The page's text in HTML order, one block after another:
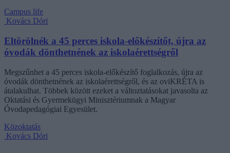
Campus life
Kovács Dóri
Eltörölnék a 45 perces iskola-előkészítőt, újra az
óvodák dönthetnének az iskolaérettségről
Megszűnhet a 45 perces iskola-előkészítő foglalkozás, újra az
óvodák dönthetnének az iskolaérettségről, és az oviKRÉTA is
átalakulhat. Többek között ezeket a változtatásokat javasolta az
Oktatási és Gyermekügyi Minisztériumnak a Magyar
Óvodapedagógiai Egyesület.
Közoktatás
Kovács Dóri